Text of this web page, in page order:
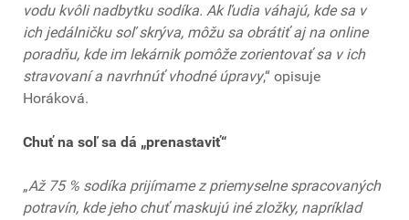
vodu kvôli nadbytku sodíka. Ak ľudia váhajú, kde sa v
ich jedálničku soľ skrýva, môžu sa obrátiť aj na online
poradňu, kde im lekárnik pomôže zorientovať sa v ich
stravovaní a navrhnúť vhodné úpravy,“ opisuje
Horáková.
Chuť na soľ sa dá „prenastaviť“
„Až 75 % sodíka prijímame z priemyselne spracovaných
potravín, kde jeho chuť maskujú iné zložky, napríklad